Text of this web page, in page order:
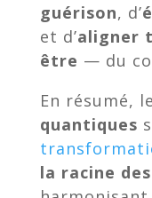
guérison, d’
et d’aligner
être — du
En résumé,
quantiques
la racine